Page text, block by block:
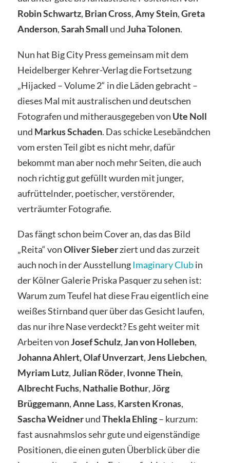
Robin Schwartz, Brian Cross,Amy Stein,Greta
Anderson,Sarah Small undJuha Tolonen.
Nun hat Big City Press gemeinsam mit dem
Heidelberger Kehrer-Verlag die Fortsetzung
„Hijacked – Volume 2“ in die Läden gebracht –
dieses Mal mit australischen und deutschen
Fotografen und mitherausgegeben von Ute Noll
und Markus Schaden. Das schicke Lesebändchen
vom ersten Teil gibt es nicht mehr, dafür
bekommt man aber noch mehr Seiten, die auch
noch richtig gut gefüllt wurden mit junger,
aufrüttelnder, poetischer, verstörender,
verträumter Fotografie.
Das fängt schon beim Cover an, das das Bild
„Reita“ vonOliver Sieberziert und das zurzeit
auch noch in der AusstellungImaginary Clubin
der Kölner Galerie Priska Pasquer zu sehen ist:
Warum zum Teufel hat diese Frau eigentlich eine
weißes Stirnband quer über das Gesicht laufen,
das nur ihre Nase verdeckt? Es geht weiter mit
Arbeiten vonJosef Schulz,Jan von Holleben,
Johanna Ahlert,Olaf Unverzart,Jens Liebchen,
Myriam Lutz,Julian Röder, Ivonne Thein,
Albrecht Fuchs, Nathalie Bothur,Jörg
Brüggemann,Anne Lass, Karsten Kronas,
Sascha WeidnerundThekla Ehling– kurzum:
fast ausnahmslos sehr gute und eigenständige
Positionen, die einen guten Überblick über die